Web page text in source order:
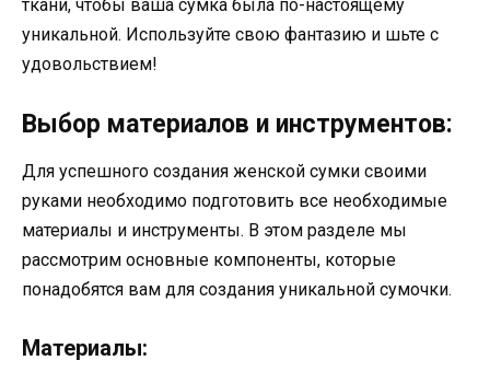
ткани, чтобы ваша сумка была по-настоящему
уникальной. Используйте свою фантазию и шьте с
удовольствием!
Выбор материалов и инструментов:
Для успешного создания женской сумки своими
руками необходимо подготовить все необходимые
материалы и инструменты. В этом разделе мы
рассмотрим основные компоненты, которые
понадобятся вам для создания уникальной сумочки.
Материалы: